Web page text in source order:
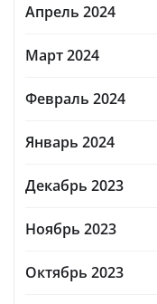
Апрель 2024
Март 2024
Февраль 2024
Январь 2024
Декабрь 2023
Ноябрь 2023
Октябрь 2023